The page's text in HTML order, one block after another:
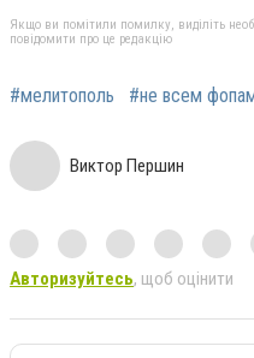
Якщо ви помітили помилку, виділіть
повідомити про це редакцію
#мелитополь #не всем
Виктор Першин
Авторизуйтесь, щоб оцінити